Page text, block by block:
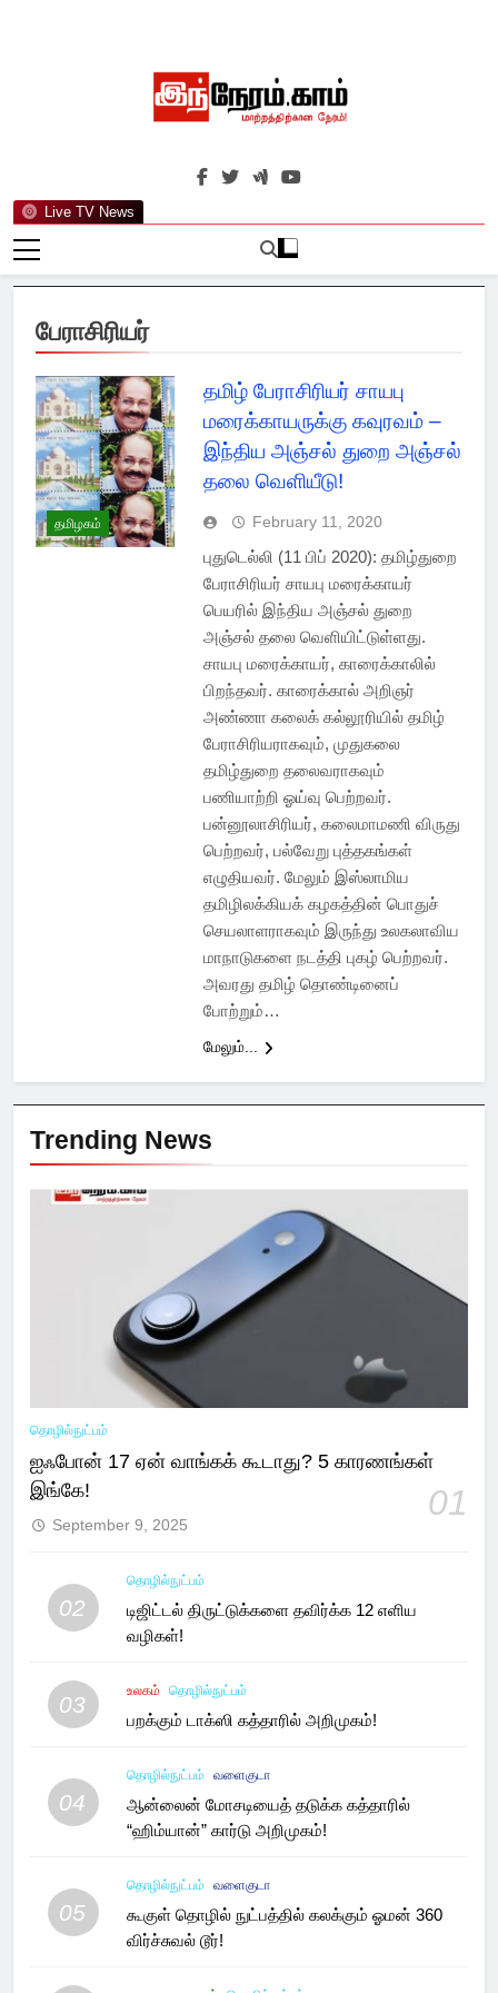
Live TV News
இந்நேரம்.காம்
செய்திகளுக்கு அப்பால்…
பேராசிரியர்
தமிழகம்
தமிழ் பேராசிரியர் சாயபு
மரைக்காயருக்கு கவுரவம் –
இந்திய அஞ்சல் துறை அஞ்சல்
தலை வெளியீடு!
February 11, 2020
புதுடெல்லி (11 பிப் 2020): தமிழ்துறை
பேராசிரியர் சாயபு மரைக்காயர்
பெயரில் இந்திய அஞ்சல் துறை
அஞ்சல் தலை வெளியிட்டுள்ளது.
சாயபு மரைக்காயர், காரைக்காலில்
பிறந்தவர். காரைக்கால் அறிஞர்
அண்ணா கலைக் கல்லூரியில் தமிழ்
பேராசிரியராகவும், முதுகலை
தமிழ்துறை தலைவராகவும்
பணியாற்றி ஓய்வு பெற்றவர்.
பன்னூலாசிரியர், கலைமாமணி விருது
பெற்றவர், பல்வேறு புத்தகங்கள்
எழுதியவர். மேலும் இஸ்லாமிய
தமிழிலக்கியக் கழகத்தின் பொதுச்
செயலாளராகவும் இருந்து உலகலாவிய
மாநாடுகளை நடத்தி புகழ் பெற்றவர்.
அவரது தமிழ் தொண்டினைப்
போற்றும்…
மேலும்...
Trending News
தொழில்நுட்பம்
ஐஃபோன் 17 ஏன் வாங்கக் கூடாது? 5 காரணங்கள்
இங்கே!
01
September 9, 2025
02
தொழில்நுட்பம்
டிஜிட்டல் திருட்டுக்களை தவிர்க்க 12 எளிய
வழிகள்!
03
உலகம் தொழில்நுட்பம்
பறக்கும் டாக்ஸி கத்தாரில் அறிமுகம்!
04
தொழில்நுட்பம் வளைகுடா
ஆன்லைன் மோசடியைத் தடுக்க கத்தாரில்
“ஹிம்யான்” கார்டு அறிமுகம்!
05
தொழில்நுட்பம் வளைகுடா
கூகுள் தொழில் நுட்பத்தில் கலக்கும் ஓமன் 360
விர்ச்சுவல் டூர்!